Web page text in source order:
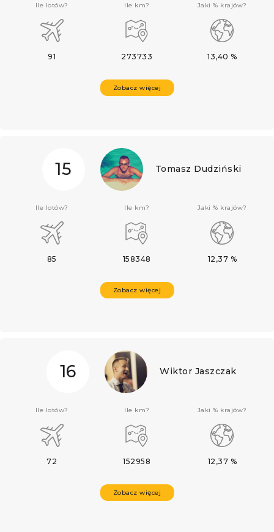
Zobacz więcej
Ile lotów?
91
Ile km?
273733
Jaki % krajów?
13,40 %
15 Tomasz Dudziński
Zobacz więcej
Ile lotów?
85
Ile km?
158348
Jaki % krajów?
12,37 %
16 Wiktor Jaszczak
Zobacz więcej
Ile lotów?
72
Ile km?
152958
Jaki % krajów?
12,37 %